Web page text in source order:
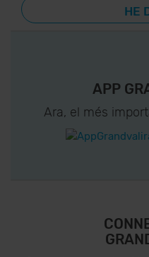
HE
APP
Ara, el més